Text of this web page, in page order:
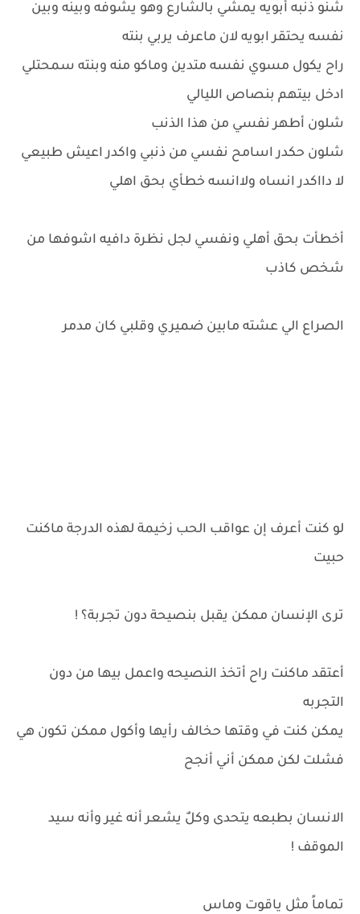
شنو ذنبه أبويه يمشي بالشارع وهو يشوفه وبينه وبين
نفسه يحتقر ابويه لان ماعرف يربي بنته
راح يكول مسوي نفسه متدين وماكو منه وبنته سمحتلي
ادخل بيتهم بنصاص الليالي
شلون أطهر نفسي من هذا الذنب
شلون حكدر اسامح نفسي من ذنبي واكدر اعيش طبيعي
لا دااكدر انساه ولاانسه خطأي بحق اهلي
أخطأت بحق أهلي ونفسي لجل نظرة دافيه اشوفها من
شخص كاذب
الصراع الي عشته مابين ضميري وقلبي كان مدمر
لو كنت أعرف إن عواقب الحب زخيمة لهذه الدرجة ماكنت
حبيت
ترى الإنسان ممكن يقبل بنصيحة دون تجربة؟ !
أعتقد ماكنت راح أتخذ النصيحه واعمل بيها من دون
التجربه
يمكن كنت في وقتها حخالف رأيها وأكول ممكن تكون هي
فشلت لكن ممكن أني أنجح
الانسان بطبعه يتحدى وكلٌ يشعر أنه غير وأنه سيد
الموقف !
تماماً مثل ياقوت وماس